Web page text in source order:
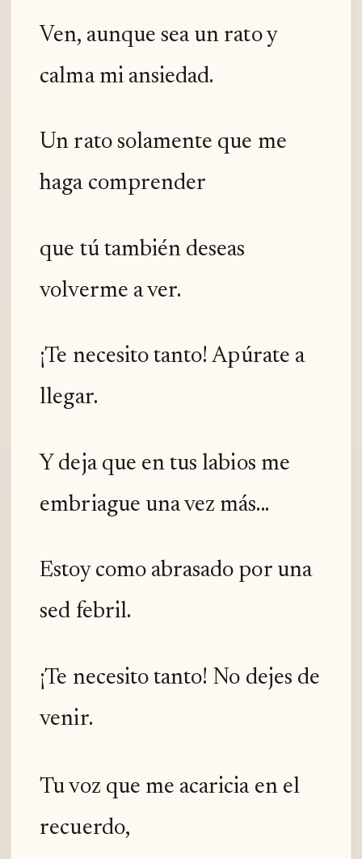
Ven, aunque sea un rato y
calma mi ansiedad.
Un rato solamente que me
haga comprender
que tú también deseas
volverme a ver.
¡Te necesito tanto! Apúrate a
llegar.
Y deja que en tus labios me
embriague una vez más...
Estoy como abrasado por una
sed febril.
¡Te necesito tanto! No dejes de
venir.
Tu voz que me acaricia en el
recuerdo,